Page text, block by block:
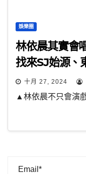
娛樂圈
林依晨其實會
找來SJ始源、
十月 27, 2024
▲林依晨不只會演
Email*